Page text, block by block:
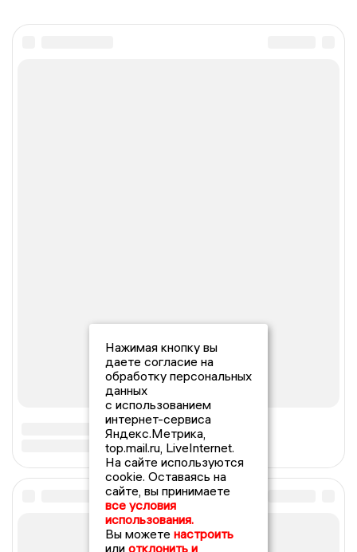
Нажимая кнопку вы
даете согласие на
обработку персональных
данных
с использованием
интернет-сервиса
Яндекс.Метрика,
top.mail.ru, LiveInternet.
На сайте используются
cookie. Оставаясь на
сайте, вы принимаете
все условия
использования.
Вы можете настроить
или отклонить и